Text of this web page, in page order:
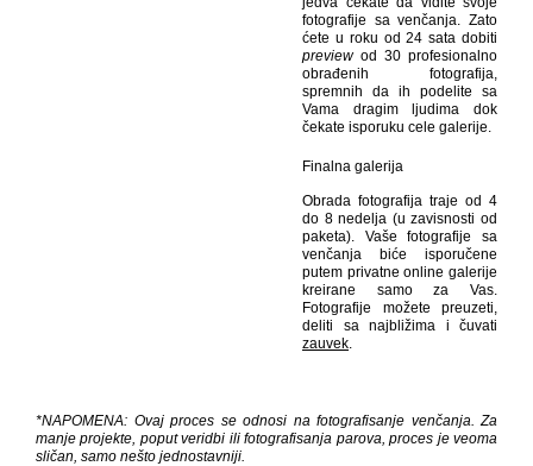
fotografije sa venčanja. Zato
ćete u roku od 24 sata dobiti
previewod 30 profesionalno
obrađenih fotografija,
spremnih da ih podelite sa
Vama dragim ljudima dok
čekate isporuku cele galerije.
Finalna galerija
Obrada fotografija traje od 4
do 8 nedelja (u zavisnosti od
paketa). Vaše fotografije sa
venčanja biće isporučene
putem privatne online galerije
kreirane samo za Vas.
Fotografije možete preuzeti,
deliti sa najbližima i čuvati
zauvek
*NAPOMENA: Ovaj proces se odnosi na fotografisanje venčanja. Za
manje projekte, poput veridbi ili fotografisanja parova, proces je veoma
sličan, samo nešto jednostavniji.